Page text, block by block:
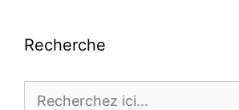
Recherche